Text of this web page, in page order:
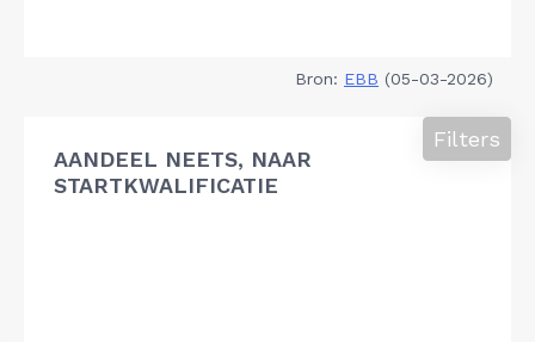
Bron: EBB (05-03-2026)
AANDEEL NEETS, NAAR
STARTKWALIFICATIE
Filters